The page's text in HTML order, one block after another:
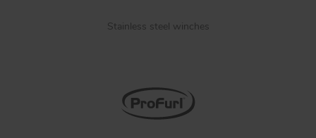
Stainless steel winches